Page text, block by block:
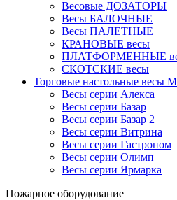
Весовые ДОЗАТОРЫ
Весы БАЛОЧНЫЕ
Весы ПАЛЕТНЫЕ
КРАНОВЫЕ весы
ПЛАТФОРМЕННЫЕ
СКОТСКИЕ весы
Торговые настольные весы
Весы серии Алекса
Весы серии Базар
Весы серии Базар 2
Весы серии Витрина
Весы серии Гастроном
Весы серии Олимп
Весы серии Ярмарка
Пожарное оборудование